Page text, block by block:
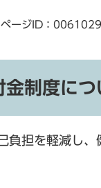
ページID：0061029
制度につ
負担を軽減し